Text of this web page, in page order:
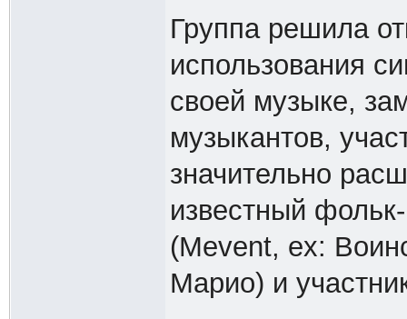
Группа решила
использования
своей музыке,
музыкантов,
значительно
известный
(Mevent, ex:
Марио) и